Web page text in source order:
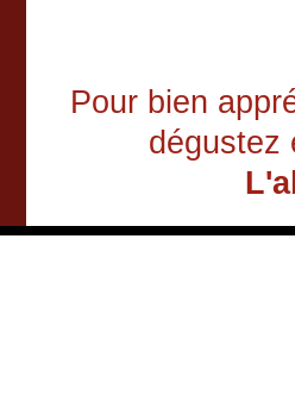
Pour bien
dégustez